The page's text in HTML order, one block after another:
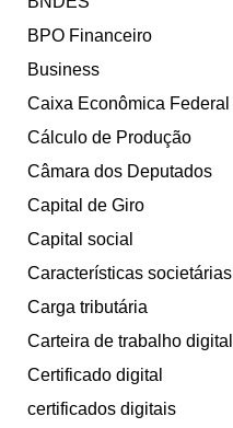
BPO Financeiro
Business
Caixa Econômica Federal
Cálculo de Produção
Câmara dos Deputados
Capital de Giro
Capital social
Características societárias
Carga tributária
Carteira de trabalho digital
Certificado digital
certificados digitais